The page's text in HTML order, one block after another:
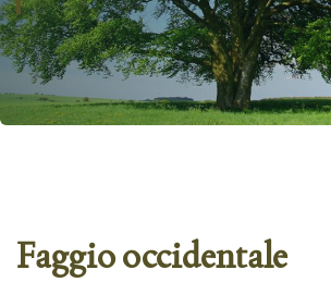
Faggio occidentale